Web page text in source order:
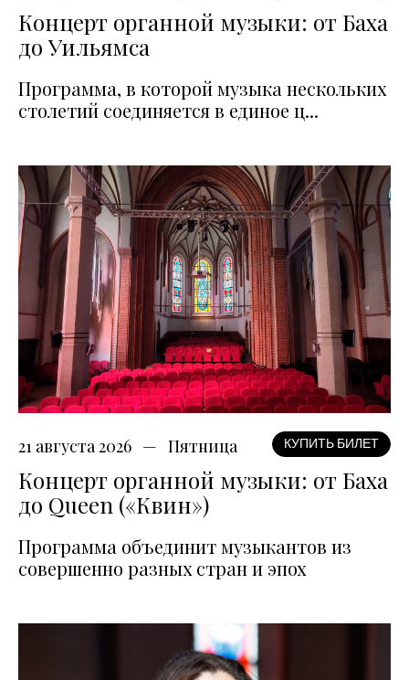
Концерт органной музыки: от Баха
до Уильямса
Программа, в которой музыка нескольких
столетий соединяется в единое ц...
21 августа 2026 Пятница КУПИТЬ БИЛЕТ
Концерт органной музыки: от Баха
до Queen («Квин»)
Программа объединит музыкантов из
совершенно разных стран и эпох